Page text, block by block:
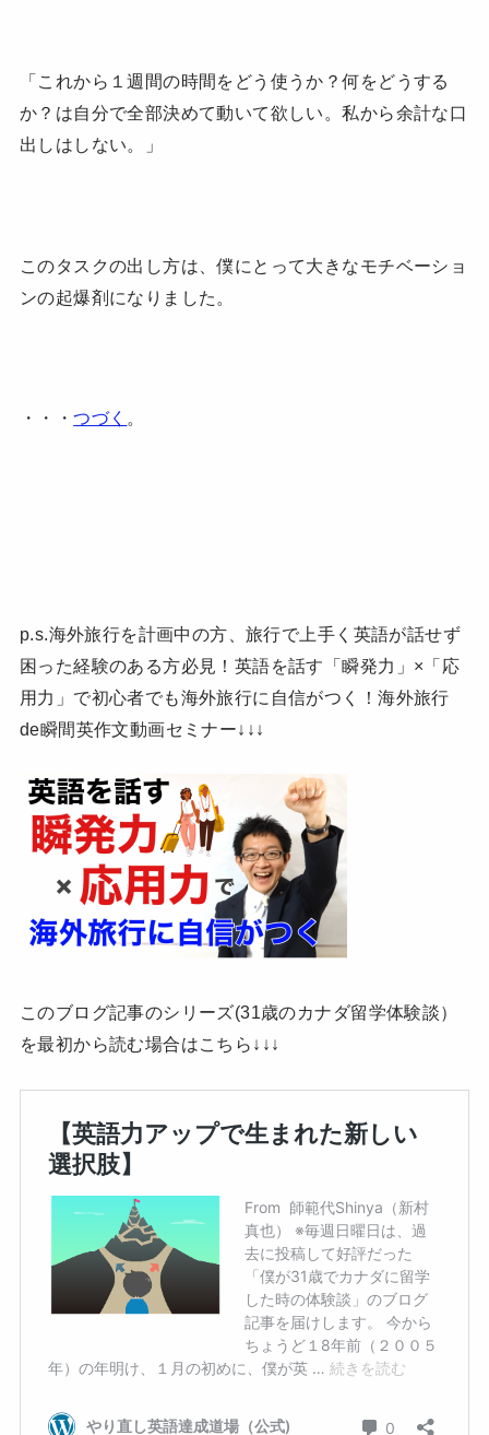
「これから１週間の時間をどう使うか？何をどうする
か？は自分で全部決めて動いて欲しい。私から余計な口
出しはしない。」
このタスクの出し方は、僕にとって大きなモチベーショ
ンの起爆剤になりました。
・・・つづく 。
p.s.海外旅行を計画中の方、旅行で上手く英語が話せず
困った経験のある方必見！英語を話す「瞬発力」×「応
用力」で初心者でも海外旅行に自信がつく！海外旅行
de瞬間英作文動画セミナー↓↓↓
このブログ記事のシリーズ(31歳のカナダ留学体験談）
を最初から読む場合はこちら↓↓↓